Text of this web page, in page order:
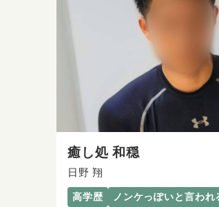
癒し処 和穏
日野 翔
高学歴
ノンケっぽいと言われ